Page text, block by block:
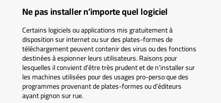
Ne pas installer n’importe quel logiciel
Certains logiciels ou applications mis gratuitement à
disposition sur internet ou sur des plates-formes de
téléchargement peuvent contenir des virus ou des fonctions
destinées à espionner leurs utilisateurs. Raisons pour
lesquelles il convient d’être très prudent et de n’installer sur
les machines utilisées pour des usages pro-perso que des
programmes provenant de plates-formes ou d’éditeurs
ayant pignon sur rue.